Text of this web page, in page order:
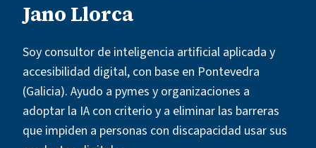
Jano Llorca
Soy consultor de inteligencia artificial aplicada y
accesibilidad digital, con base en Pontevedra
(Galicia). Ayudo a pymes y organizaciones a
adoptar la IA con criterio y a eliminar las barreras
que impiden a personas con discapacidad usar sus